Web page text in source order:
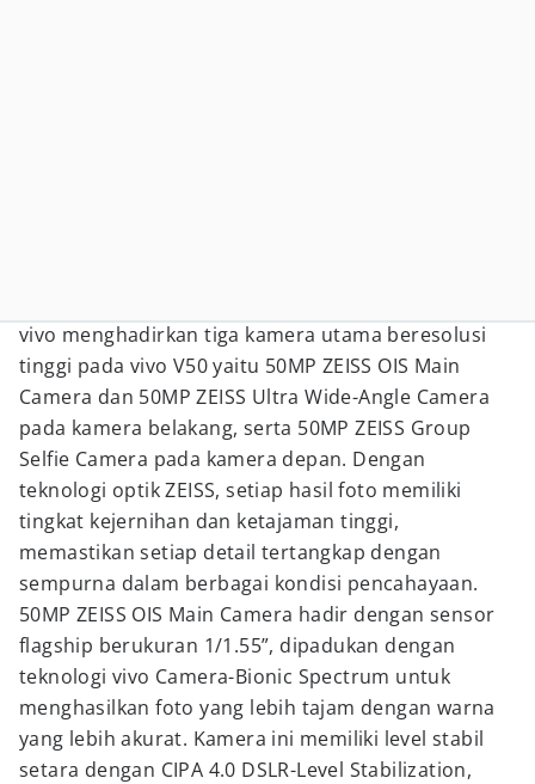
vivo menghadirkan tiga kamera utama beresolusi
tinggi pada vivo V50 yaitu 50MP ZEISS OIS Main
Camera dan 50MP ZEISS Ultra Wide-Angle Camera
pada kamera belakang, serta 50MP ZEISS Group
Selfie Camera pada kamera depan. Dengan
teknologi optik ZEISS, setiap hasil foto memiliki
tingkat kejernihan dan ketajaman tinggi,
memastikan setiap detail tertangkap dengan
sempurna dalam berbagai kondisi pencahayaan.
50MP ZEISS OIS Main Camera hadir dengan sensor
flagship berukuran 1/1.55”, dipadukan dengan
teknologi vivo Camera-Bionic Spectrum untuk
menghasilkan foto yang lebih tajam dengan warna
yang lebih akurat. Kamera ini memiliki level stabil
setara dengan CIPA 4.0 DSLR-Level Stabilization,